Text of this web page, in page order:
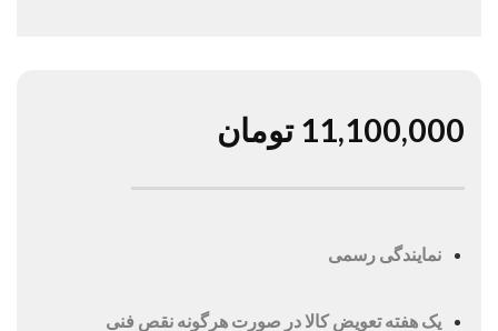
11,100,000 تومان
نمایندگی رسمی
یک هفته تعویض کالا در صورت هرگونه نقص فنی